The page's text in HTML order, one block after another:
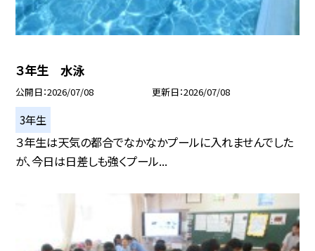
３年生 水泳
公開日 2026/07/08 更新日 2026/07/08
3年生
３年生は天気の都合でなかなかプールに入れませんでした
が、今日は日差しも強くプール...